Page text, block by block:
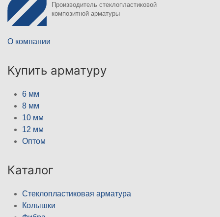
Производитель стеклопластиковой
композитной арматуры
О компании
Купить арматуру
6 мм
8 мм
10 мм
12 мм
Оптом
Каталог
Стеклопластиковая арматура
Колышки